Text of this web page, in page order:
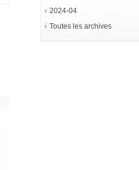
2024-04
Toutes les archives